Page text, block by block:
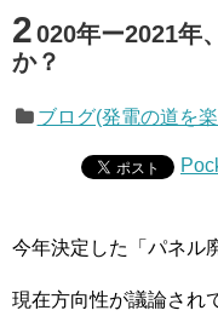
2020年ー2021年
か？
ブログ(発電の道を楽
今年決定した「パネル
現在方向性が議論され